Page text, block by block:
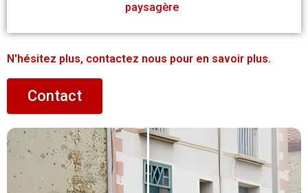
paysagère
N'hésitez plus, contactez nous pour en savoir plus.​
Contact